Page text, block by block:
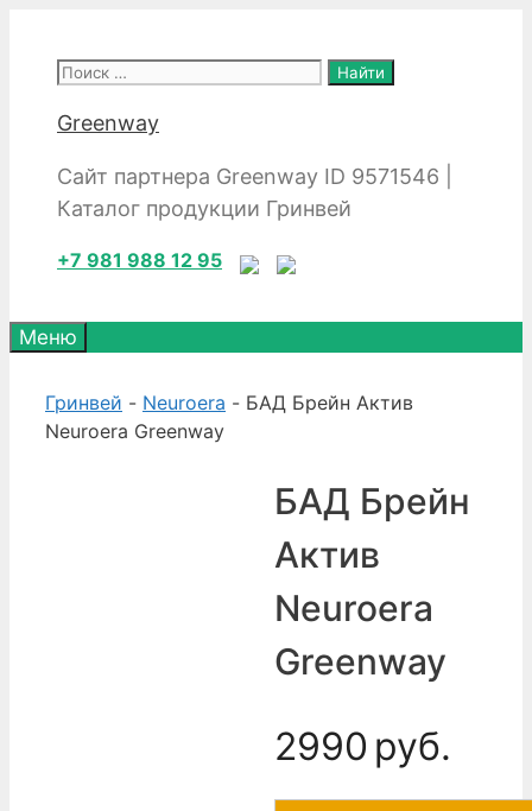
содержимому
Поиск:
Greenway
Сайт партнера Greenway ID 9571546 |
Каталог продукции Гринвей
+7 981 988 12 95
Меню
Гринвей - Neuroera - БАД Брейн Актив
Neuroera Greenway
БАД Брейн
Актив
Neuroera
Greenway
2990 руб.